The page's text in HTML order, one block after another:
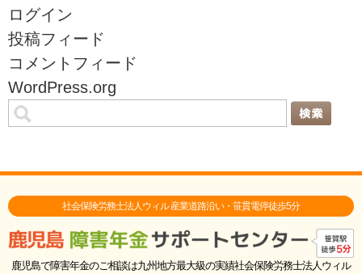
ログイン
投稿フィード
コメントフィード
WordPress.org
社会保険労務士法人ウィル 産業道路沿い・笹貫電停徒歩5分
鹿児島で障害年金のご相談は九州地方最大級の実績社会保険労務士法人ウィル